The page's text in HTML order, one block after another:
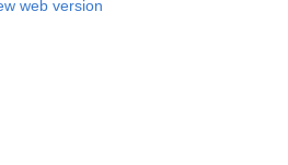
web version